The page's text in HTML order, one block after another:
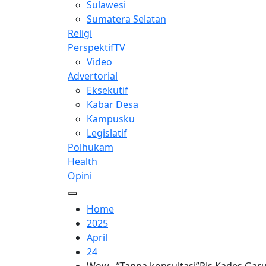
Sulawesi
Sumatera Selatan
Religi
PerspektifTV
Video
Advertorial
Eksekutif
Kabar Desa
Kampusku
Legislatif
Polhukam
Health
Opini
Home
2025
April
24